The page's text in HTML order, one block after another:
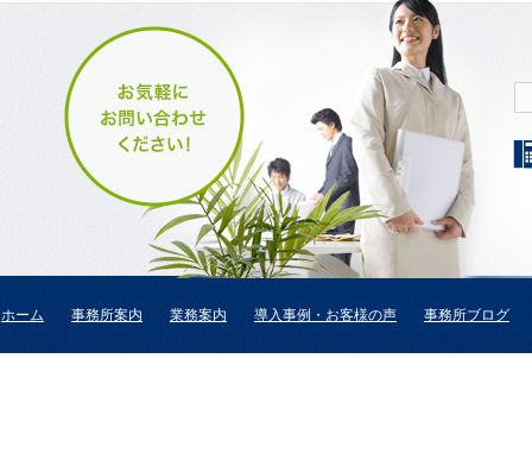
ホーム 事務所案内 業務案内 導入事例・お客様の声 事務所ブログ